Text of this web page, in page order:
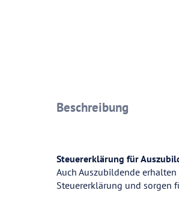
Beschreibung
Steuererklärung für
Auch Auszubildende
Steuererklärung und sorgen